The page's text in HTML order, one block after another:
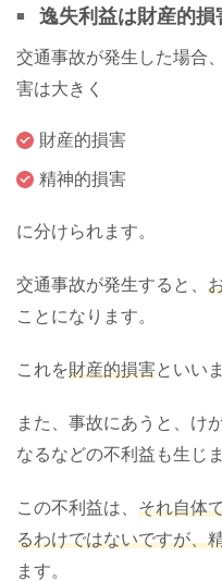
逸失利益は財産的損
交通事故が発生した場合
害は大きく
財産的損害
精神的損害
に分けられます。
交通事故が発生すると、
ことになります。
これを財産的損害といい
また、事故にあうと、け
なるなどの不利益も生じま
この不利益は、 それ自体
るわけではないですが、
ます。